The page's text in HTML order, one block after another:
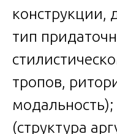
конструкции,
тип
тропов,
(структура